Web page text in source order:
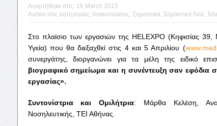
Αναρτήθηκε στις: 16 March 2015
Ανήκει στις κατηγορίες: Ανακοινώσεις Σημαντικά Σημαντικά Νέα
Στο πλαίσιο των εργασιών της HELEXPO (Κηφισίας
Υγεία) που θα διεξαχθεί στις 4 και 5 Απριλίου (
συνεργάτης, διοργανώνει για τα μέλη της ειδικό
βιογραφικό σημείωμα και η συνέντευξη σαν εφόδια
εργασίας».
Συντονίστρια και Ομιλήτρια: Μάρθα Κελέση,
Νοσηλευτικής, ΤΕΙ Αθήνας.